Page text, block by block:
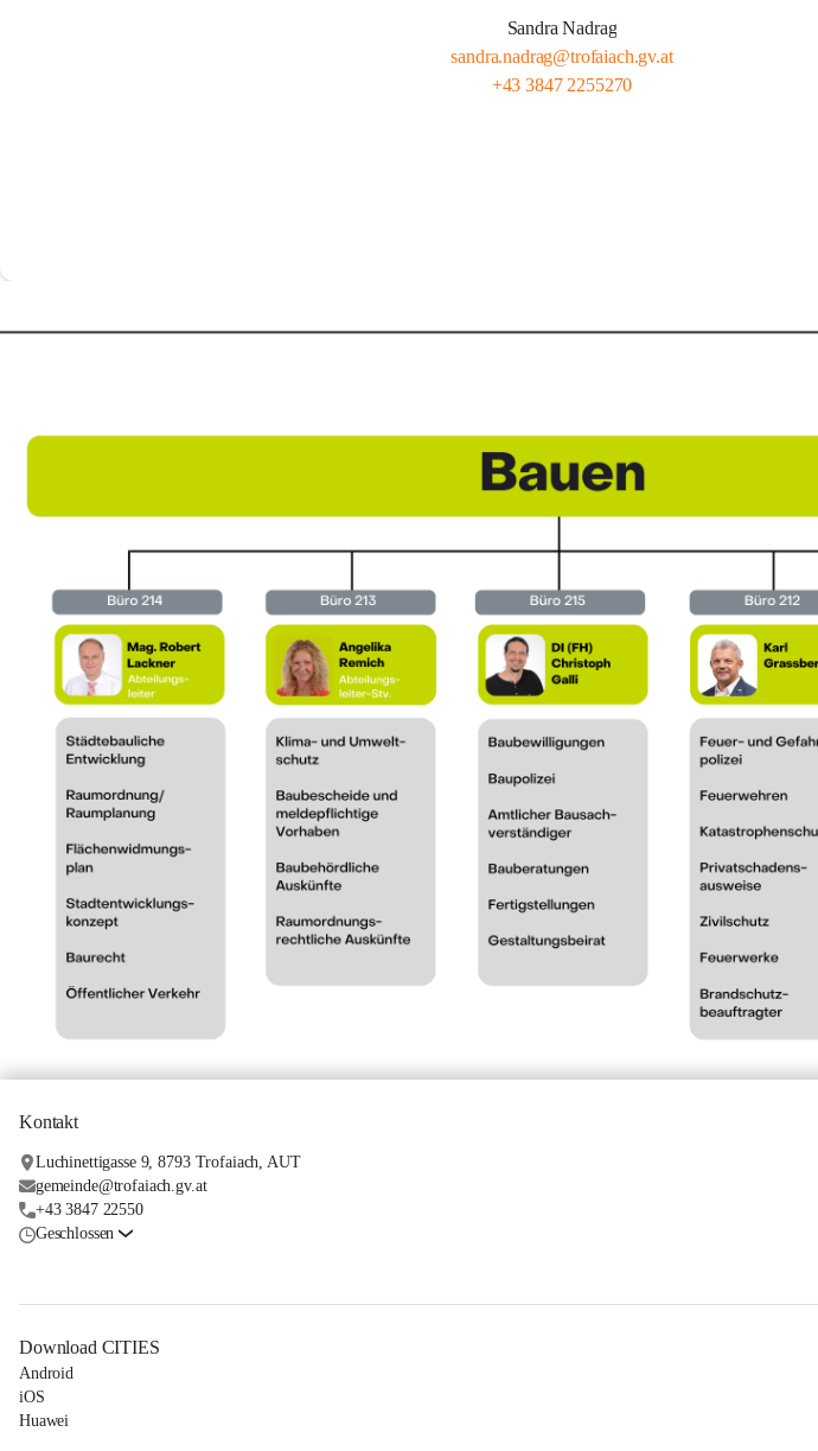
Sandra Nadrag
sandra.nadrag@trofaiach.gv.at
+43 3847 2255270
Kontakt
Luchinettigasse 9, 8793 Trofaiach, AUT
gemeinde@trofaiach.gv.at
+43 3847 22550
Geschlossen
Download CITIES
Android
iOS
Huawei